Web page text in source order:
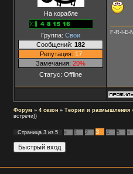
На корабле
Группа: Свои
Сообщений: 182
Репутация: 17
Замечания: 20%
Статус: Offline
F-R-I-E-
Форум » 4 сезон » Теории и размышления
встречи))
Страница 3 из 5 « 1 2 3 4 5 »